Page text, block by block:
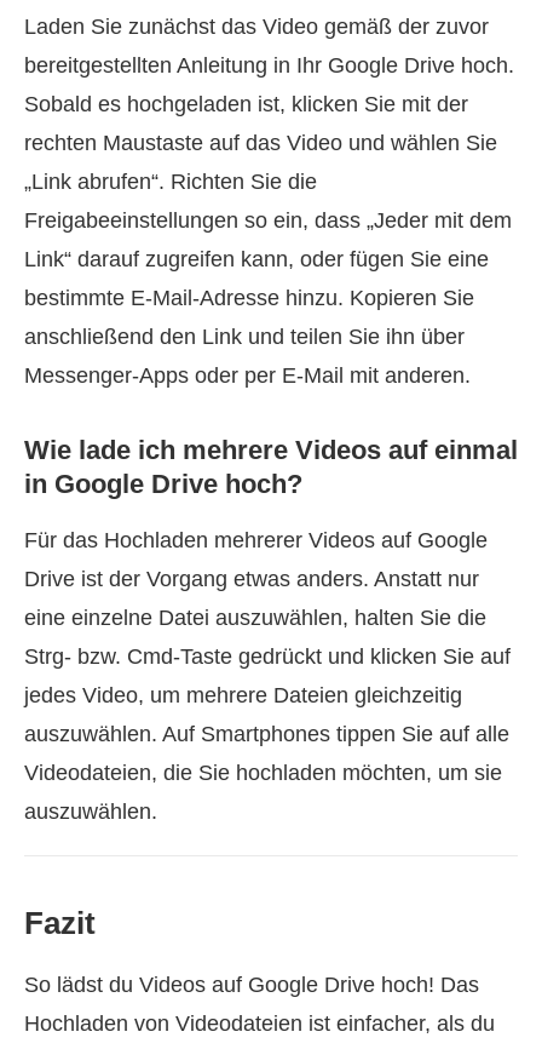
Laden Sie zunächst das Video gemäß der zuvor
bereitgestellten Anleitung in Ihr Google Drive hoch.
Sobald es hochgeladen ist, klicken Sie mit der
rechten Maustaste auf das Video und wählen Sie
„Link abrufen“. Richten Sie die
Freigabeeinstellungen so ein, dass „Jeder mit dem
Link“ darauf zugreifen kann, oder fügen Sie eine
bestimmte E‑Mail-Adresse hinzu. Kopieren Sie
anschließend den Link und teilen Sie ihn über
Messenger-Apps oder per E‑Mail mit anderen.
Wie lade ich mehrere Videos auf einmal
in Google Drive hoch?
Für das Hochladen mehrerer Videos auf Google
Drive ist der Vorgang etwas anders. Anstatt nur
eine einzelne Datei auszuwählen, halten Sie die
Strg- bzw. Cmd-Taste gedrückt und klicken Sie auf
jedes Video, um mehrere Dateien gleichzeitig
auszuwählen. Auf Smartphones tippen Sie auf alle
Videodateien, die Sie hochladen möchten, um sie
auszuwählen.
Fazit
So lädst du Videos auf Google Drive hoch! Das
Hochladen von Videodateien ist einfacher, als du